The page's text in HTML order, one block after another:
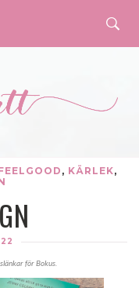
, KÄRLEK,
för Bokus.